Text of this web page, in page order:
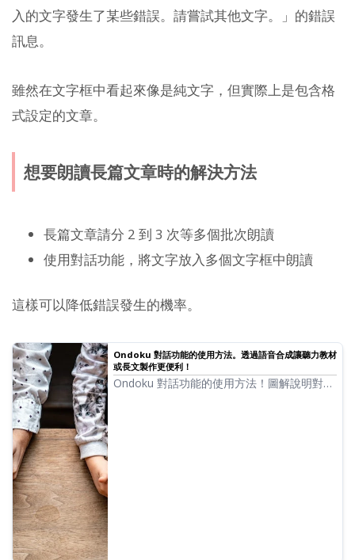
入的文字發生了某些錯誤。請嘗試其他文字。」的錯誤
訊息。
雖然在文字框中看起來像是純文字，但實際上是包含格
式設定的文章。
想要朗讀長篇文章時的解決方法
長篇文章請分 2 到 3 次等多個批次朗讀
使用對話功能，將文字放入多個文字框中朗讀
這樣可以降低錯誤發生的機率。
Ondoku 對話功能的使用方法。透過語音合成讓聽力教材
或長文製作更便利！
Ondoku 對話功能的使用方法！圖解說明對話